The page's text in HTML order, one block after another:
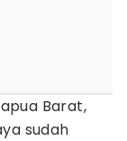
Barat,
sudah